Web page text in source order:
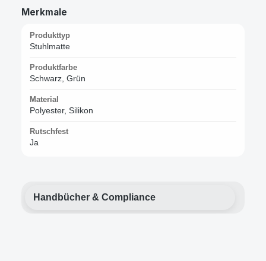
Merkmale
Produkttyp
Stuhlmatte
Produktfarbe
Schwarz, Grün
Material
Polyester, Silikon
Rutschfest
Ja
Handbücher & Compliance